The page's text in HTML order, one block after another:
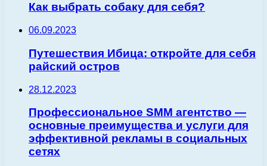
Как выбрать собаку для себя?
06.09.2023
Путешествия Ибица: откройте для себя
райский остров
28.12.2023
Профессиональное SMM агентство —
основные преимущества и услуги для
эффективной рекламы в социальных
сетях